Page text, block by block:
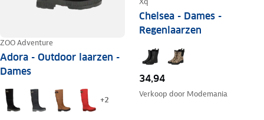
ZOO Adventure
Adora - Outdoor laarzen -
Dames
+2
Chelsea - Dames -
Regenlaarzen
34,94
Verkoop door Modemania